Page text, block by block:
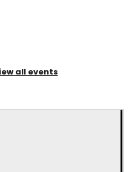
all events